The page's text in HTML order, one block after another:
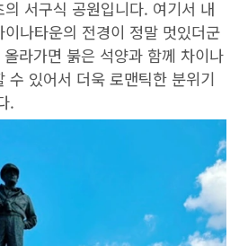
서구식 공원입니다. 여기서 내
나타운의 전경이 정말 멋있더군
라가면 붉은 석양과 함께 차이나
수 있어서 더욱 로맨틱한 분위기
.